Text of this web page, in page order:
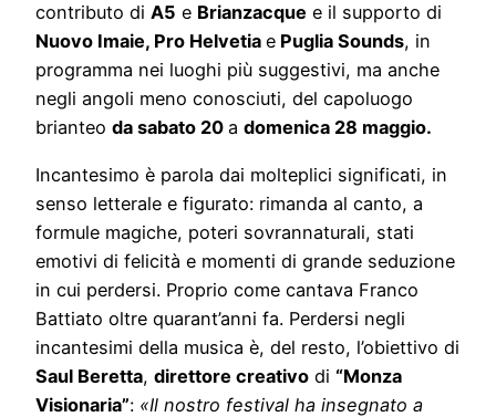
contributo di A5 e Brianzacque e il supporto di
Nuovo Imaie, Pro Helvetia e Puglia Sounds, in
programma nei luoghi più suggestivi, ma anche
negli angoli meno conosciuti, del capoluogo
brianteo da sabato 20 a domenica 28 maggio.
Incantesimo è parola dai molteplici significati, in
senso letterale e figurato: rimanda al canto, a
formule magiche, poteri sovrannaturali, stati
emotivi di felicità e momenti di grande seduzione
in cui perdersi. Proprio come cantava Franco
Battiato oltre quarant’anni fa. Perdersi negli
incantesimi della musica è, del resto, l’obiettivo di
Saul Beretta, direttore creativo di “Monza
Visionaria”: «Il nostro festival ha insegnato a